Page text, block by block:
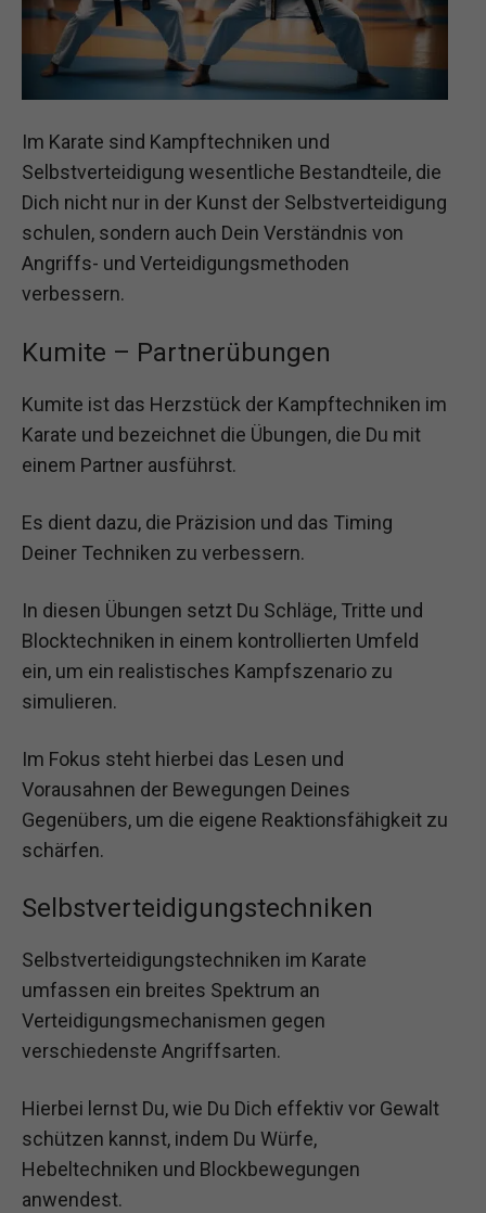
Im Karate sind Kampftechniken und
Selbstverteidigung wesentliche Bestandteile, die
Dich nicht nur in der Kunst der Selbstverteidigung
schulen, sondern auch Dein Verständnis von
Angriffs- und Verteidigungsmethoden
verbessern.
Kumite – Partnerübungen
Kumite ist das Herzstück der Kampftechniken im
Karate und bezeichnet die Übungen, die Du mit
einem Partner ausführst.
Es dient dazu, die Präzision und das Timing
Deiner Techniken zu verbessern.
In diesen Übungen setzt Du Schläge, Tritte und
Blocktechniken in einem kontrollierten Umfeld
ein, um ein realistisches Kampfszenario zu
simulieren.
Im Fokus steht hierbei das Lesen und
Vorausahnen der Bewegungen Deines
Gegenübers, um die eigene Reaktionsfähigkeit zu
schärfen.
Selbstverteidigungstechniken
Selbstverteidigungstechniken im Karate
umfassen ein breites Spektrum an
Verteidigungsmechanismen gegen
verschiedenste Angriffsarten.
Hierbei lernst Du, wie Du Dich effektiv vor Gewalt
schützen kannst, indem Du Würfe,
Hebeltechniken und Blockbewegungen
anwendest.